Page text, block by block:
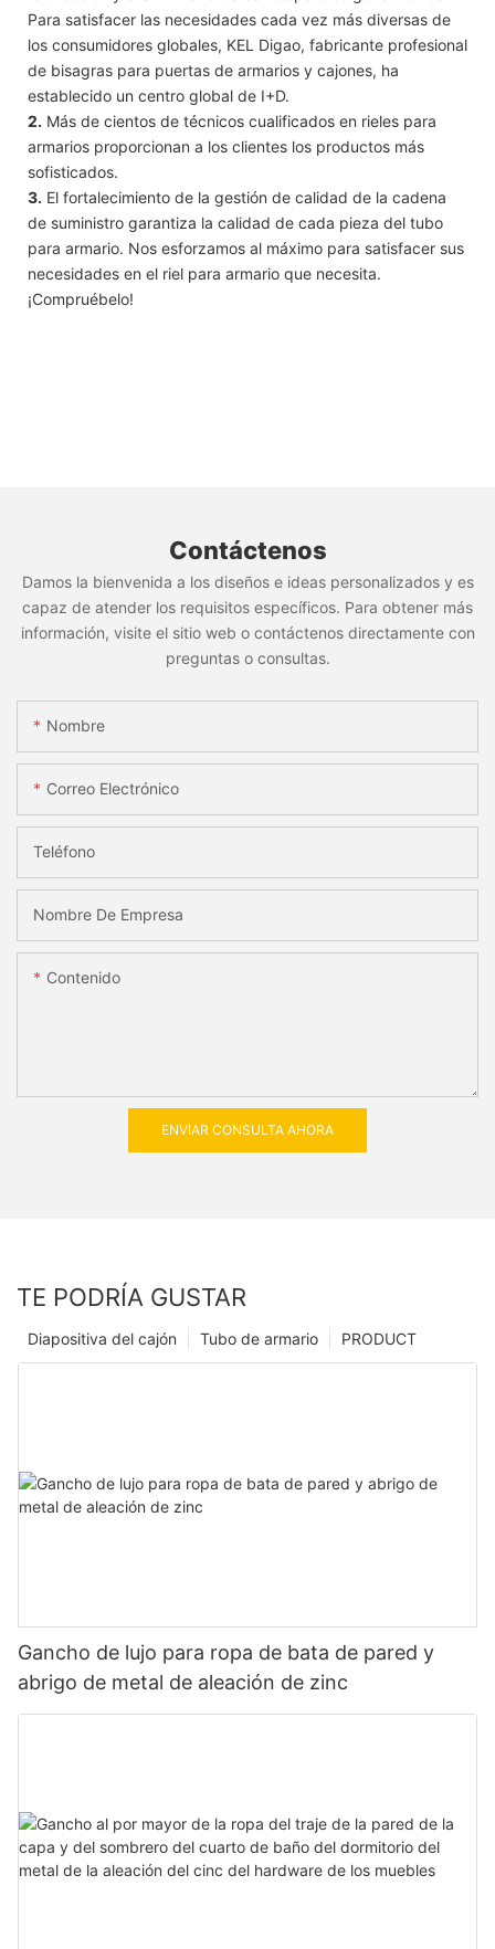
Para satisfacer las necesidades cada vez más diversas de
los consumidores globales, KEL Digao, fabricante profesional
de bisagras para puertas de armarios y cajones, ha
establecido un centro global de I+D.
2. Más de cientos de técnicos cualificados en rieles para
armarios proporcionan a los clientes los productos más
sofisticados.
3. El fortalecimiento de la gestión de calidad de la cadena
de suministro garantiza la calidad de cada pieza del tubo
para armario. Nos esforzamos al máximo para satisfacer sus
necesidades en el riel para armario que necesita.
¡Compruébelo!
Contáctenos
Damos la bienvenida a los diseños e ideas personalizados y es
capaz de atender los requisitos específicos. Para obtener más
información, visite el sitio web o contáctenos directamente con
preguntas o consultas.
Nombre
Correo Electrónico
Teléfono
Nombre De Empresa
Contenido
ENVIAR CONSULTA AHORA
TE PODRÍA GUSTAR
PRODUCT
Tubo de armario
Diapositiva del cajón
Gancho de lujo para ropa de bata de pared y
abrigo de metal de aleación de zinc